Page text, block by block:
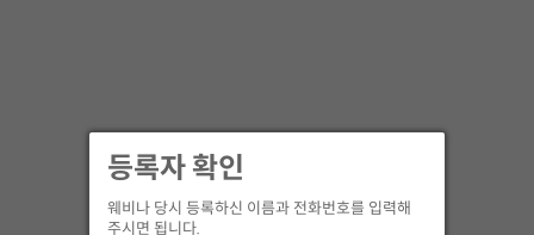
등록자 확인
웨비나 당시 등록하신 이름과 전화번호를 입력해
주시면 됩니다.